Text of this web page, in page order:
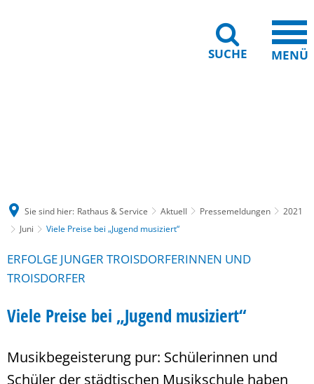
SUCHE MENÜ
Sie sind hier: Rathaus & Service Aktuell Pressemeldungen
2021
Juni
Viele Preise bei „Jugend musiziert“
ERFOLGE JUNGER TROISDORFERINNEN UND
TROISDORFER
Viele Preise bei „Jugend musiziert“
Musikbegeisterung pur: Schülerinnen und
Schüler der städtischen Musikschule haben